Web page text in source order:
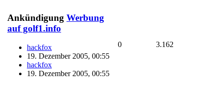
Ankündigung Werbung
auf golf1.info
hackfox
19. Dezember 2005, 00:55
hackfox
19. Dezember 2005, 00:55
0 3.162